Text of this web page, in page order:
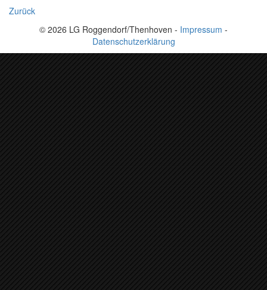
Zurück
© 2026 LG Roggendorf/Thenhoven - Impressum -
Datenschutzerklärung